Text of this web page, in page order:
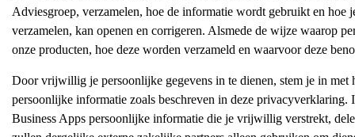
Adviesgroep, verzamelen, hoe de informatie wordt gebruikt en
verzamelen, kan openen en corrigeren. Alsmede de wijze waarop
onze producten, hoe deze worden verzameld en waarvoor deze
Door vrijwillig je persoonlijke gegevens in te dienen, stem je in met
persoonlijke informatie zoals beschreven in deze privacyverklaring.
Business Apps persoonlijke informatie die je vrijwillig verstrekt,